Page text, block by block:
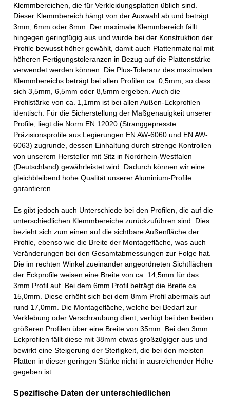
Klemmbereichen, die für Verkleidungsplatten üblich sind.
Dieser Klemmbereich hängt von der Auswahl ab und beträgt
3mm, 6mm oder 8mm. Der maximale Klemmbereich fällt
hingegen geringfügig aus und wurde bei der Konstruktion der
Profile bewusst höher gewählt, damit auch Plattenmaterial mit
höheren Fertigungstoleranzen in Bezug auf die Plattenstärke
verwendet werden können. Die Plus-Toleranz des maximalen
Klemmbereichs beträgt bei allen Profilen ca. 0,5mm, so dass
sich 3,5mm, 6,5mm oder 8,5mm ergeben. Auch die
Profilstärke von ca. 1,1mm ist bei allen Außen-Eckprofilen
identisch. Für die Sicherstellung der Maßgenauigkeit unserer
Profile, liegt die Norm EN 12020 (Stranggepresste
Präzisionsprofile aus Legierungen EN AW-6060 und EN AW-
6063) zugrunde, dessen Einhaltung durch strenge Kontrollen
von unserem Hersteller mit Sitz in Nordrhein-Westfalen
(Deutschland) gewährleistet wird. Dadurch können wir eine
gleichbleibend hohe Qualität unserer Aluminium-Profile
garantieren.
Es gibt jedoch auch Unterschiede bei den Profilen, die auf die
unterschiedlichen Klemmbereiche zurückzuführen sind. Dies
bezieht sich zum einen auf die sichtbare Außenfläche der
Profile, ebenso wie die Breite der Montagefläche, was auch
Veränderungen bei den Gesamtabmessungen zur Folge hat.
Die im rechten Winkel zueinander angeordneten Sichtflächen
der Eckprofile weisen eine Breite von ca. 14,5mm für das
3mm Profil auf. Bei dem 6mm Profil beträgt die Breite ca.
15,0mm. Diese erhöht sich bei dem 8mm Profil abermals auf
rund 17,0mm. Die Montagefläche, welche bei Bedarf zur
Verklebung oder Verschraubung dient, verfügt bei den beiden
größeren Profilen über eine Breite von 35mm. Bei den 3mm
Eckprofilen fällt diese mit 38mm etwas großzügiger aus und
bewirkt eine Steigerung der Steifigkeit, die bei den meisten
Platten in dieser geringen Stärke nicht in ausreichender Höhe
gegeben ist.
Spezifische Daten der unterschiedlichen